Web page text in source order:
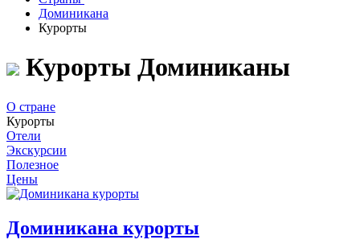
Доминикана
Курорты
Курорты Доминиканы
О стране
Курорты
Отели
Экскурсии
Полезное
Цены
Доминикана курорты